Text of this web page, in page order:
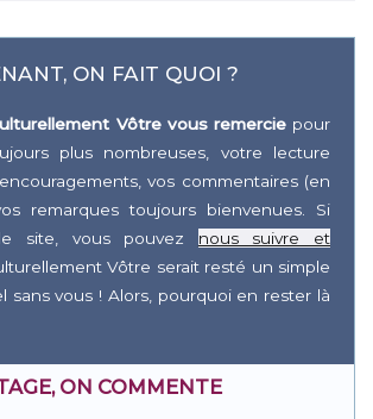
ON FAIT QUOI ?
Vôtre vous remerciepour
plus nombreuses, votre lecture
vos commentaires (en
remarques toujours bienvenues. Si
site, vous pouvez nous suivre et
Vôtre serait resté un simple
sans vous ! Alors, pourquoi en rester là
ON COMMENTE